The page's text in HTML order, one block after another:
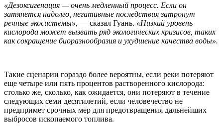
«Дезоксигенация — очень медленный процесс. Если он
затянется надолго, негативные последствия затронут
речные экосистемы», — сказал Гуань. «Низкий уровень
кислорода может вызвать ряд экологических кризисов, таких
как сокращение биоразнообразия и ухудшение качества воды».
Такие сценарии гораздо более вероятны, если реки потеряют
еще четыре или пять процентов растворенного кислорода:
столько же, сколько, как ожидается, они потеряют в течение
следующих семи десятилетий, если человечество не
предпримет срочных мер для предотвращения дальнейших
выбросов ископаемого топлива.